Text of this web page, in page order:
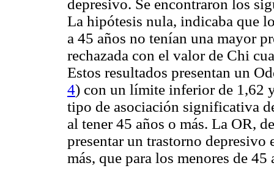
depresivo. Se encontraron los
La hipótesis nula, indicaba que
a 45 años no tenían una mayor
rechazada con el valor de Chi
Estos resultados presentan un
4) con un límite inferior de 1,62
tipo de asociación significativa
al tener 45 años o más. La OR,
presentar un trastorno depresivo
más, que para los menores de 45